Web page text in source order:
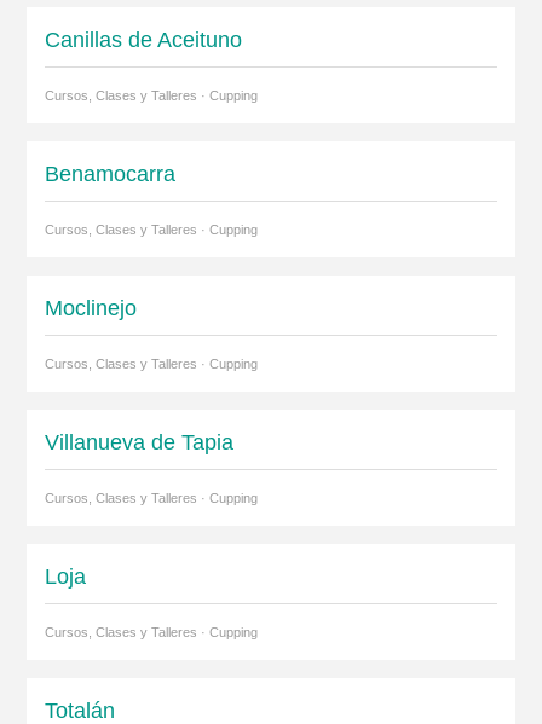
Canillas de Aceituno
Cursos, Clases y Talleres · Cupping
Benamocarra
Cursos, Clases y Talleres · Cupping
Moclinejo
Cursos, Clases y Talleres · Cupping
Villanueva de Tapia
Cursos, Clases y Talleres · Cupping
Loja
Cursos, Clases y Talleres · Cupping
Totalán